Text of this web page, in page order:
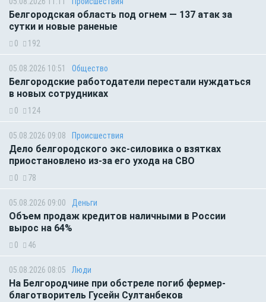
Белгородская область под огнем — 137 атак за
сутки и новые раненые
0 192
05.08.2026 10:51 Общество
Белгородские работодатели перестали нуждаться
в новых сотрудниках
0 124
05.08.2026 09:08 Происшествия
Дело белгородского экс-силовика о взятках
приостановлено из-за его ухода на СВО
0 78
05.08.2026 09:00 Деньги
Объем продаж кредитов наличными в России
вырос на 64%
0 46
05.08.2026 08:05 Люди
На Белгородчине при обстреле погиб фермер-
благотворитель Гусейн Султанбеков